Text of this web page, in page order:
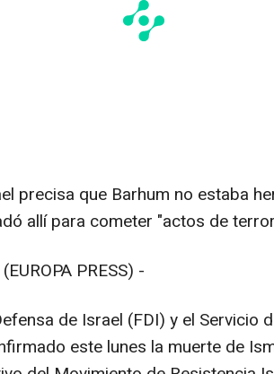
precisa que Barhum no estaba
allí para cometer "actos de
PRESS) -
de Israel (FDI) y el Servicio
este lunes la muerte de